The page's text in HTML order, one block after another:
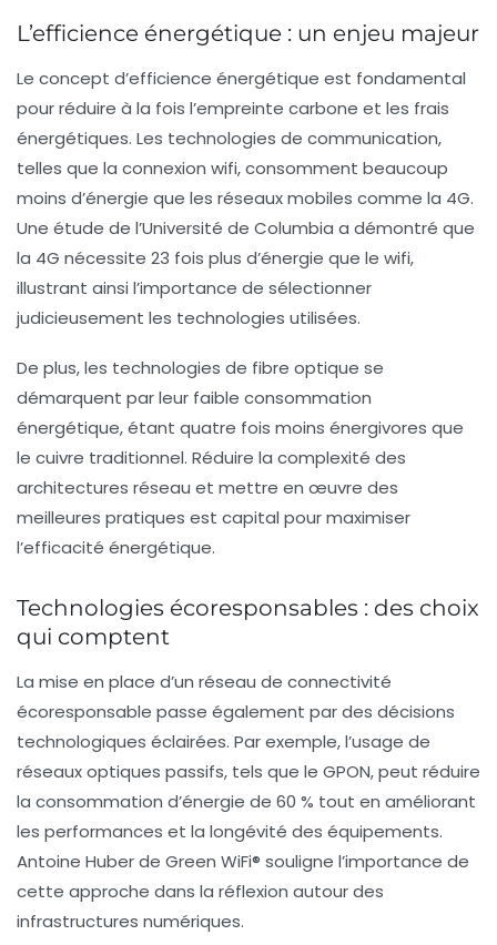
L’efficience énergétique : un enjeu majeur
Le concept d’efficience énergétique est fondamental
pour réduire à la fois l’empreinte carbone et les frais
énergétiques. Les technologies de communication,
telles que la connexion wifi, consomment beaucoup
moins d’énergie que les réseaux mobiles comme la 4G.
Une étude de l’Université de Columbia a démontré que
la 4G nécessite 23 fois plus d’énergie que le wifi,
illustrant ainsi l’importance de sélectionner
judicieusement les technologies utilisées.
De plus, les technologies de fibre optique se
démarquent par leur faible consommation
énergétique, étant quatre fois moins énergivores que
le cuivre traditionnel. Réduire la complexité des
architectures réseau et mettre en œuvre des
meilleures pratiques est capital pour maximiser
l’efficacité énergétique.
Technologies écoresponsables : des choix
qui comptent
La mise en place d’un réseau de connectivité
écoresponsable passe également par des décisions
technologiques éclairées. Par exemple, l’usage de
réseaux optiques passifs, tels que le GPON, peut réduire
la consommation d’énergie de 60 % tout en améliorant
les performances et la longévité des équipements.
Antoine Huber de Green WiFi® souligne l’importance de
cette approche dans la réflexion autour des
infrastructures numériques.